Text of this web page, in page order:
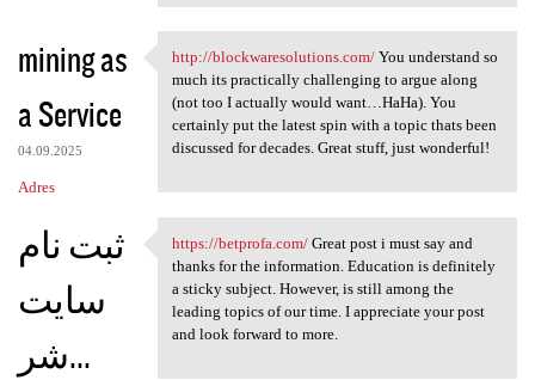
mining as
a Service
04.09.2025
Adres
http://blockwaresolutions.com
http://blockwaresolutions.com/You understand so
much its practically challenging to argue along
(not too I actually would want…HaHa). You
certainly put the latest spin with a topic thats been
discussed for decades. Great stuff, just wonderful!
ثبت نام
سایت
شر...
https://betprofa.com/ Great
https://betprofa.com/Great post i must say and
thanks for the information. Education is definitely
a sticky subject. However, is still among the
leading topics of our time. I appreciate your post
and look forward to more.